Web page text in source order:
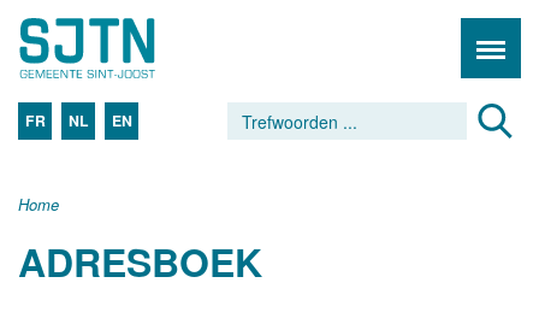
FR NL EN
Home
ADRESBOEK